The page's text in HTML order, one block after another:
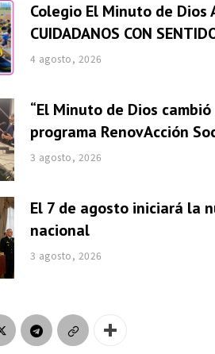
Colegio El Minuto de
CUIDADANOS CON
4 agosto, 2026
“El Minuto de Dios
programa RenovAcción
3 agosto, 2026
El 7 de agosto iniciará la
nacional
3 agosto, 2026